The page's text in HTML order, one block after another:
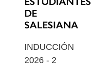
DE
SALESIANA
INDUCCIÓN
2026 - 2